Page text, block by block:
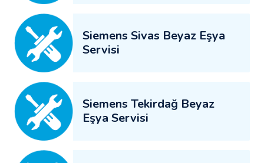
Siemens Sivas Beyaz Eşya
Servisi
Siemens Tekirdağ Beyaz
Eşya Servisi